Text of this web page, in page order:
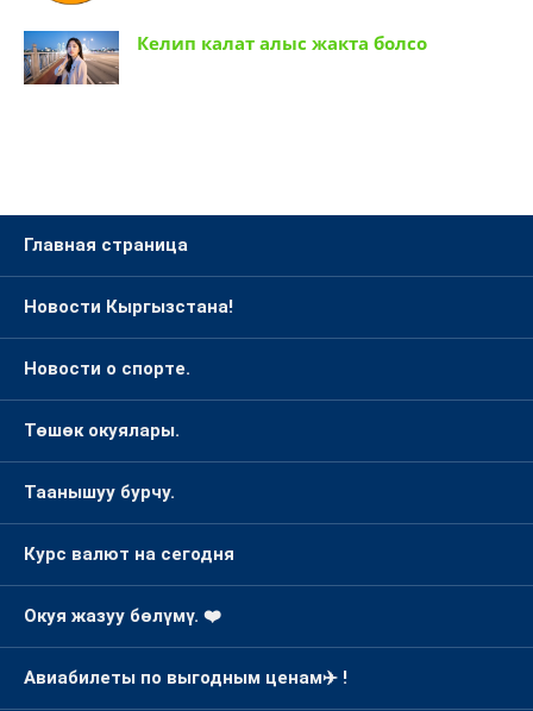
Келип калат алыс жакта болсо
Главная страница
Новости Кыргызстана!
Новости о спорте.
Төшөк окуялары.
Таанышуу бурчу.
Курс валют на сегодня
Окуя жазуу бөлүмү. ❤️
Авиабилеты по выгодным ценам✈️ !